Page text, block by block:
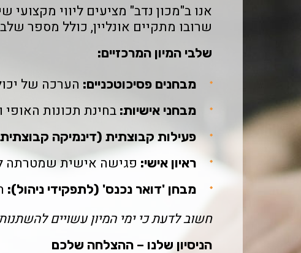
אנו ב"מכון נדב" מציעים ליווי
שרובו מתקיים אונליין, כולל מספר
שלבי המיון המרכזיים:
מבחנים פסיכוטכניים: הערכה של
מבחני אישיות: בחינת תכונות
פעילות קבוצתית (דינמיקה
ראיון אישי: פגישה אישית שמטרתה
מבחן 'דואר נכנס' (לתפקידי ניהול):
חשוב לדעת כי ימי המיון עשויים
הניסיון שלנו – ההצלחה שלכם